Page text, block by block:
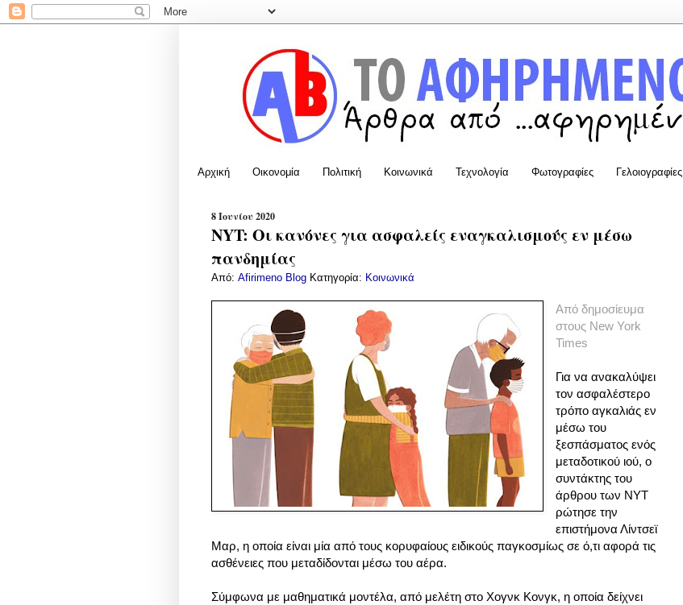
Αρχική Οικονομία Πολιτική Κοινωνικά Τεχνολογία Φωτογραφίες Γελοιογραφίες
8 Ιουνίου 2020
NYT: Οι κανόνες για ασφαλείς εναγκαλισμούς εν μέσω
πανδημίας
Από: Afirimeno Blog Κατηγορία: Κοινωνικά
Από δημοσίευμα
στους New York
Times
Για να ανακαλύψει
τον ασφαλέστερο
τρόπο αγκαλιάς εν
μέσω του
ξεσπάσματος ενός
μεταδοτικού ιού, ο
συντάκτης του
άρθρου των NYT
ρώτησε την
επιστήμονα Λίντσεϊ
Μαρ, η οποία είναι μία από τους κορυφαίους ειδικούς παγκοσμίως σε ό,τι αφορά τις
ασθένειες που μεταδίδονται μέσω του αέρα.
Σύμφωνα με μαθηματικά μοντέλα, από μελέτη στο Χογνκ Κονγκ, η οποία δείχνει